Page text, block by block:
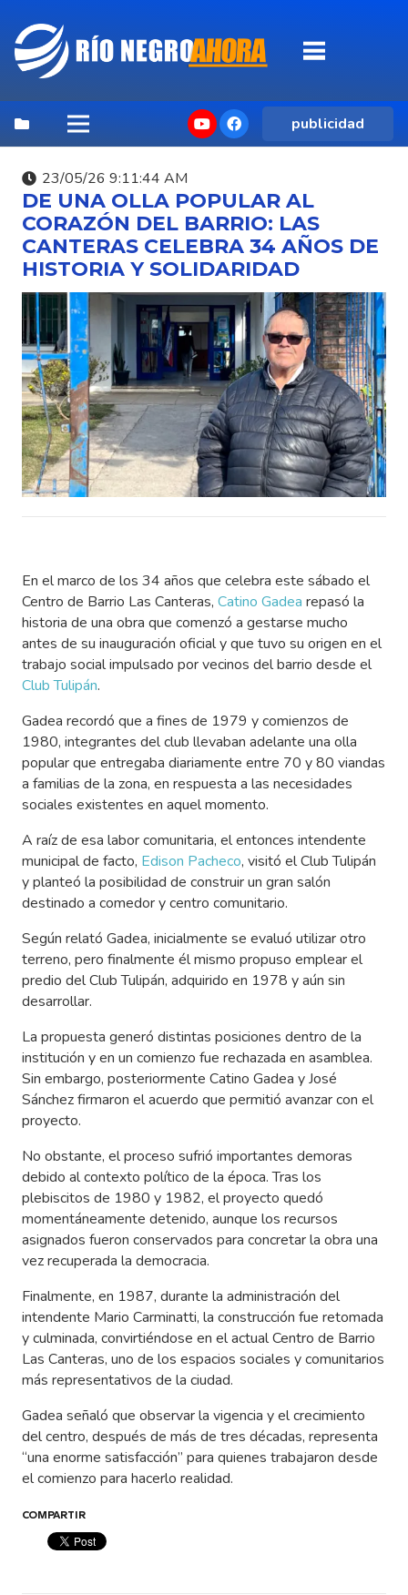
publicidad
23/05/26 9:11:44 AM
DE UNA OLLA POPULAR AL
CORAZÓN DEL BARRIO: LAS
CANTERAS CELEBRA 34 AÑOS DE
HISTORIA Y SOLIDARIDAD
En el marco de los 34 años que celebra este sábado el
Centro de Barrio Las Canteras, Catino Gadea repasó la
historia de una obra que comenzó a gestarse mucho
antes de su inauguración oficial y que tuvo su origen en el
trabajo social impulsado por vecinos del barrio desde el
Club Tulipán.
Gadea recordó que a fines de 1979 y comienzos de
1980, integrantes del club llevaban adelante una olla
popular que entregaba diariamente entre 70 y 80 viandas
a familias de la zona, en respuesta a las necesidades
sociales existentes en aquel momento.
A raíz de esa labor comunitaria, el entonces intendente
municipal de facto, Edison Pacheco, visitó el Club Tulipán
y planteó la posibilidad de construir un gran salón
destinado a comedor y centro comunitario.
Según relató Gadea, inicialmente se evaluó utilizar otro
terreno, pero finalmente él mismo propuso emplear el
predio del Club Tulipán, adquirido en 1978 y aún sin
desarrollar.
La propuesta generó distintas posiciones dentro de la
institución y en un comienzo fue rechazada en asamblea.
Sin embargo, posteriormente Catino Gadea y José
Sánchez firmaron el acuerdo que permitió avanzar con el
proyecto.
No obstante, el proceso sufrió importantes demoras
debido al contexto político de la época. Tras los
plebiscitos de 1980 y 1982, el proyecto quedó
momentáneamente detenido, aunque los recursos
asignados fueron conservados para concretar la obra una
vez recuperada la democracia.
Finalmente, en 1987, durante la administración del
intendente Mario Carminatti, la construcción fue retomada
y culminada, convirtiéndose en el actual Centro de Barrio
Las Canteras, uno de los espacios sociales y comunitarios
más representativos de la ciudad.
Gadea señaló que observar la vigencia y el crecimiento
del centro, después de más de tres décadas, representa
“una enorme satisfacción” para quienes trabajaron desde
el comienzo para hacerlo realidad.
COMPARTIR